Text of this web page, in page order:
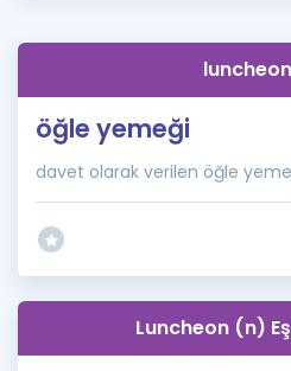
İngilizce Gramer
öğle yemeği
davet olarak verilen öğle
Luncheon (n)